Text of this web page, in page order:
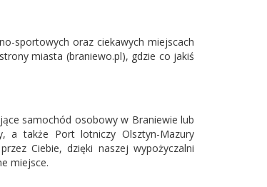
sportowych oraz ciekawych miejscach
miasta (braniewo.pl), gdzie co jakiś
samochód osobowy w Braniewie lub
a także Port lotniczy Olsztyn-Mazury
Ciebie, dzięki naszej wypożyczalni
miejsce.